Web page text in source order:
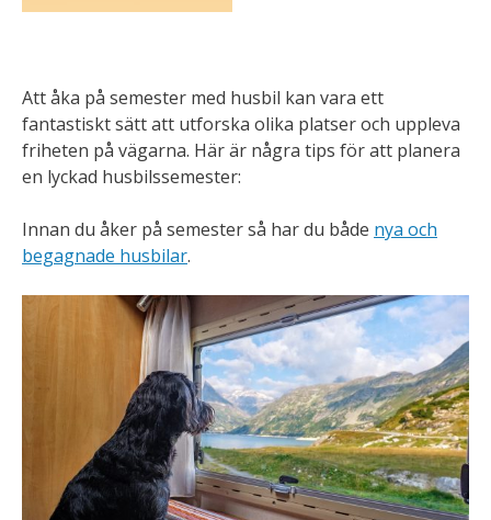
Att åka på semester med husbil kan vara ett
fantastiskt sätt att utforska olika platser och uppleva
friheten på vägarna. Här är några tips för att planera
en lyckad husbilssemester:
Innan du åker på semester så har du både nya och
begagnade husbilar.